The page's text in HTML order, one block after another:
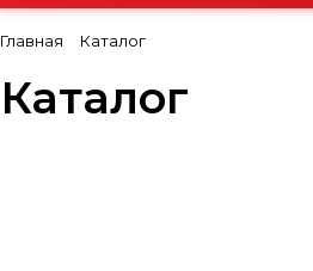
Главная Каталог
Каталог